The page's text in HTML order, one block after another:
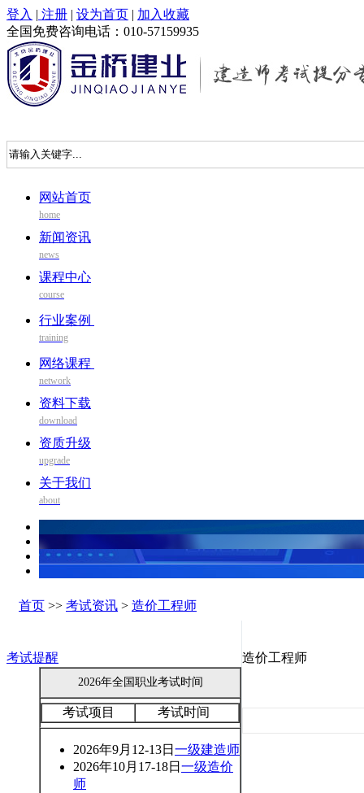
登入 | 注册 | 设为首页 | 加入收藏
全国免费咨询电话：010-57159935
网站首页
home
新闻资讯
news
课程中心
course
行业案例
training
网络课程
network
资料下载
download
资质升级
upgrade
关于我们
about
首页 >> 考试资讯 > 造价工程师
考试提醒
2026年全国职业考试时间
考试项目 考试时间
2026年9月12-13日 一级建造师
2026年10月17-18日 一级造价
师
造价工程师